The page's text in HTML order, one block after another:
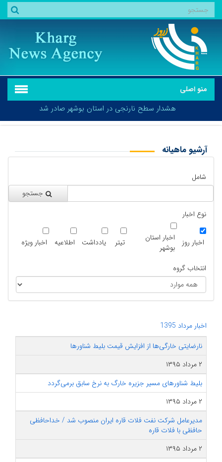
منو اصلی
هشدار سطح نارنجی در استان بوشهر صادر شد
آرشیو ماهیانه
شامل
جستجو
نوع اخبار
اخبار روز
اخبار استان
بوشهر
تیتر یادداشت اطلاعیه اخبار ویژه
انتخاب گروه
اخبار مرداد 1395
نارضایتی خارگی‌ها از افزایش قیمت بلیط شناورها
۲ مرداد ۱۳۹۵
بلیط شناورهای مسیر جزیره خارگ به نرخ سابق برمی‌گردد
۲ مرداد ۱۳۹۵
مدیرعامل شرکت نفت فلات قاره ایران منصوب شد / خداحافظی
حافظی با فلات قاره
۲ مرداد ۱۳۹۵